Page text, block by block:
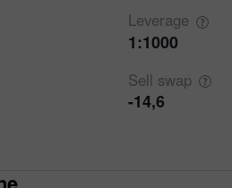
Leverage
1:1000
Sell swap
-14,6